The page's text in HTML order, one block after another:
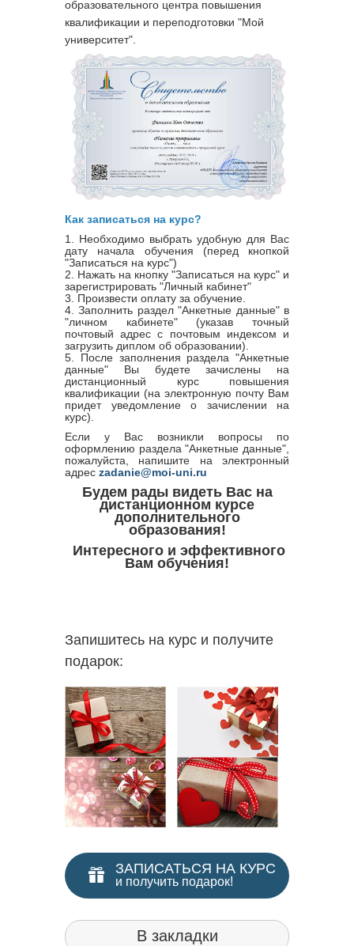
образовательного центра повышения
квалификации и переподготовки "Мой
университет".
Как записаться на курс?
1. Необходимо выбрать удобную для Вас
дату начала обучения (перед кнопкой
"Записаться на курс")
2. Нажать на кнопку "Записаться на курс" и
зарегистрировать "Личный кабинет"
3. Произвести оплату за обучение.
4. Заполнить раздел "Анкетные данные" в
"личном кабинете" (указав точный
почтовый адрес с почтовым индексом и
загрузить диплом об образовании).
5. После заполнения раздела "Анкетные
данные" Вы будете зачислены на
дистанционный курс повышения
квалификации (на электронную почту Вам
придет уведомление о зачислении на
курс).
Если у Вас возникли вопросы по
оформлению раздела "Анкетные данные",
пожалуйста, напишите на электронный
адрес zadanie@moi-uni.ru
Будем рады видеть Вас на
дистанционном курсе
дополнительного
образования!
Интересного и эффективного
Вам обучения!
Запишитесь на курс и получите
подарок:
ЗАПИСАТЬСЯ НА КУРС
и получить подарок!
В закладки